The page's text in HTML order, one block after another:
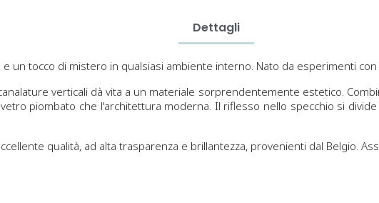
Dettagli
e un tocco di mistero in qualsiasi ambiente interno. Nato da esperimenti
verticali dà vita a un materiale sorprendentemente estetico.
piombato che l'architettura moderna. Il riflesso nello specchio si
qualità, ad alta trasparenza e brillantezza, provenienti dal Belgio.